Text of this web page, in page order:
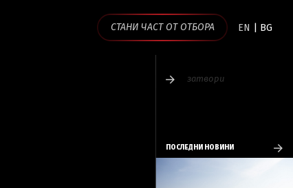
СТАНИ ЧАСТ ОТ ОТБОРА EN BG
затвори
ПОСЛЕДНИ НОВИНИ